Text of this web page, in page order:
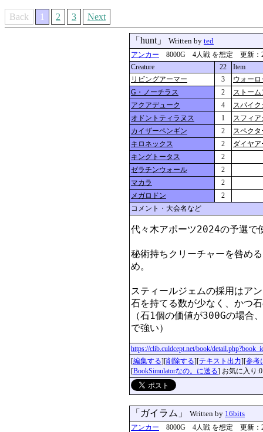
Back 1 2 3 Next
「hunt」 Written by ted
アンカー 8000G 4人戦 を想定 更新：
Creature
22
Item
リビングアーマー
3
ウォー
G・ノーチラス
2
ストー
アクアデューク
4
スパイ
オドントティラヌス
1
スフィ
カイザーペンギン
2
スペク
キロネックス
2
ダイヤ
キングトータス
2
ゼラチンウォール
2
マカラ
2
メガロドン
2
コメント・大会名など
代々木アポーツ2024の予選で
秘術持ちクリーチャーを咎め
め。
スティールジェムの採用はア
石を持てる数が少なく、かつ
（石1個の価値が300Gの場合
で強い）
https://clib.culdcept.net/book/
[編集する][削除する][テキスト出力][参考
[BookSimulatorなの。に送る] お気に入り:0
「ガイラム」 Written by 16bits
アンカー 8000G 4人戦 を想定 更新：